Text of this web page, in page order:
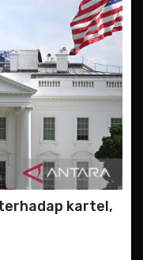
kartel,